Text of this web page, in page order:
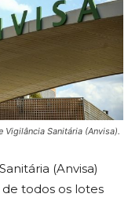
Sanitária (Anvisa).
(Anvisa)
todos os lotes